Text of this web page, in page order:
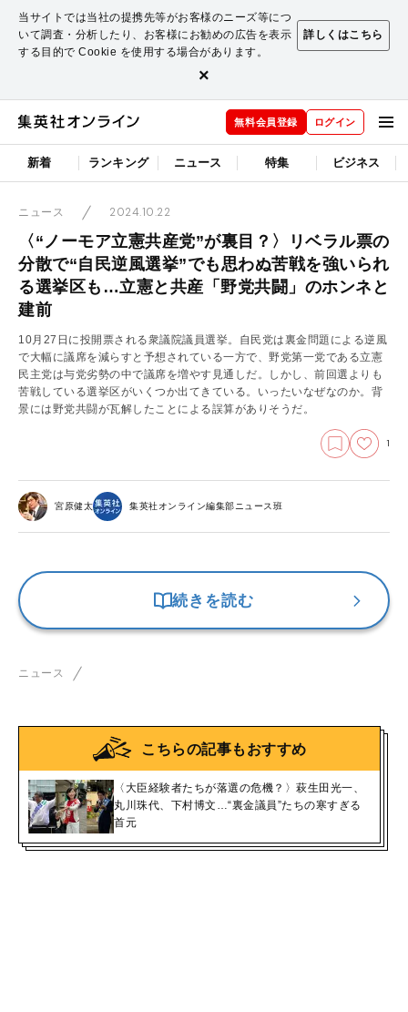
当サイトでは当社の提携先等がお客様のニーズ等につ
いて調査・分析したり、お客様にお勧めの広告を表示
する目的で Cookie を使用する場合があります。
詳しくはこちら
×
無料会員登録 ログイン
新着 ランキング ニュース 特集 ビジネス
ニュース 2024.10.22
〈“ノーモア立憲共産党”が裏目？〉リベラル票の
分散で“自民逆風選挙”でも思わぬ苦戦を強いられ
る選挙区も…立憲と共産「野党共闘」のホンネと
建前
10月27日に投開票される衆議院議員選挙。自民党は裏金問題による逆風
で大幅に議席を減らすと予想されている一方で、野党第一党である立憲
民主党は与党劣勢の中で議席を増やす見通しだ。しかし、前回選よりも
苦戦している選挙区がいくつか出てきている。いったいなぜなのか。背
景には野党共闘が瓦解したことによる誤算がありそうだ。
1
宮原健太 集英社オンライン編集部ニュース班
続きを読む
ニュース
こちらの記事もおすすめ
〈大臣経験者たちが落選の危機？〉萩生田光一、
丸川珠代、下村博文…“裏金議員”たちの寒すぎる
首元